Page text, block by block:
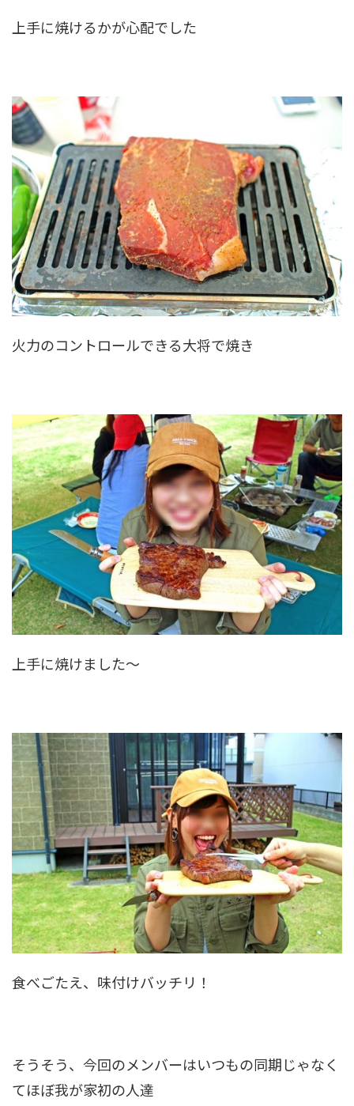
上手に焼けるかが心配でした
火力のコントロールできる大将で焼き
上手に焼けました～
食べごたえ、味付けバッチリ！
そうそう、今回のメンバーはいつもの同期じゃなく
てほぼ我が家初の人達